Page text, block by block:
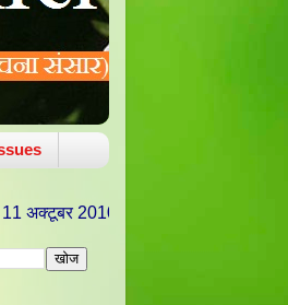
वरद चतुर्थी/ ललित पंचमी की पावन